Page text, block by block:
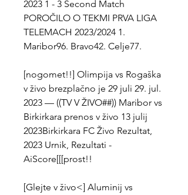
2023 1 - 3 Second Match
POROČILO O TEKMI PRVA LIGA
TELEMACH 2023/2024 1.
Maribor96. Bravo42. Celje77.
[nogomet!!] Olimpija vs Rogaška
v živo brezplačno je 29 juli 29. jul.
2023 — ((TV V ŽIVO##)) Maribor vs
Birkirkara prenos v živo 13 julij
2023Birkirkara FC Živo Rezultat,
2023 Urnik, Rezultati -
AiScore[[[prost!!
[Glejte v živo<] Aluminij vs